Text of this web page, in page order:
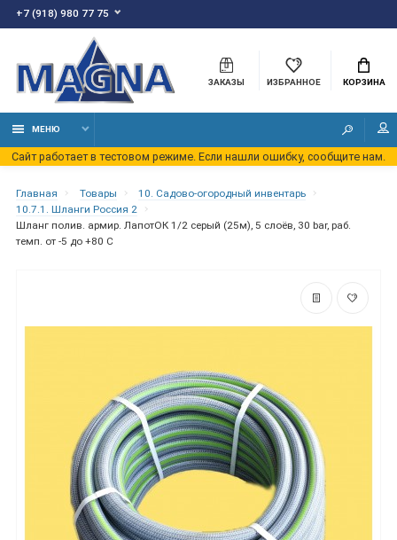
+7 (918) 980 77 75
ЗАКАЗЫ ИЗБРАННОЕ КОРЗИНА
МЕНЮ
Сайт работает в тестовом режиме. Если нашли ошибку, сообщите нам.
Главная Товары
10. Садово-огородный инвентарь
10.7.1. Шланги Россия 2
Шланг полив. армир. ЛапотОК 1/2 серый (25м), 5 слоёв, 30 bar, раб.
темп. от -5 до +80 С